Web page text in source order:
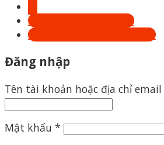
Hotline: 0879.26.26.04
Shoptrecon.vn@gmail.com
Đăng nhập
Tên tài khoản hoặc địa chỉ email
Mật khẩu *